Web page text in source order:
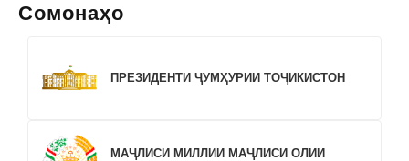
Сомонаҳо
ПРЕЗИДЕНТИ ҶУМҲУРИИ ТОҶИКИСТОН
МАҶЛИСИ МИЛЛИИ МАҶЛИСИ ОЛИИ